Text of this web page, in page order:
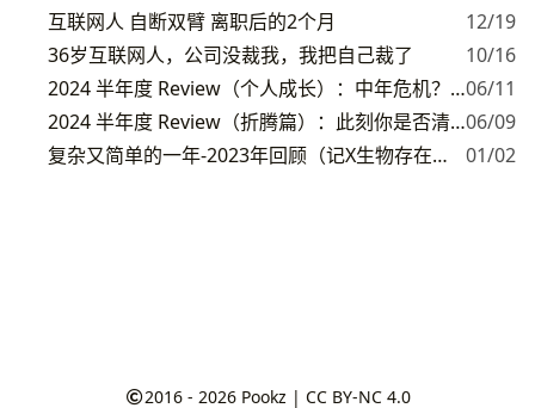
互联网人 自断双臂 离职后的2个月
12/19
36岁互联网人，公司没裁我，我把自己裁了
10/16
2024 半年度 Review（个人成长）：中年危机？36岁的我，是如何做到不躺平，无尽折腾的06/11
2024 半年度 Review（折腾篇）：此刻你是否清醒？06/09
复杂又简单的一年-2023年回顾（记X生物存在于地球的一年）（事业篇）
01/02
2016 - 2026 Pookz |CC BY-NC 4.0